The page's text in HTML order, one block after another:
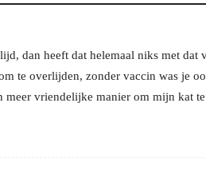
dan heeft dat helemaal niks met dat
te overlijden, zonder vaccin was je
meer vriendelijke manier om mijn kat